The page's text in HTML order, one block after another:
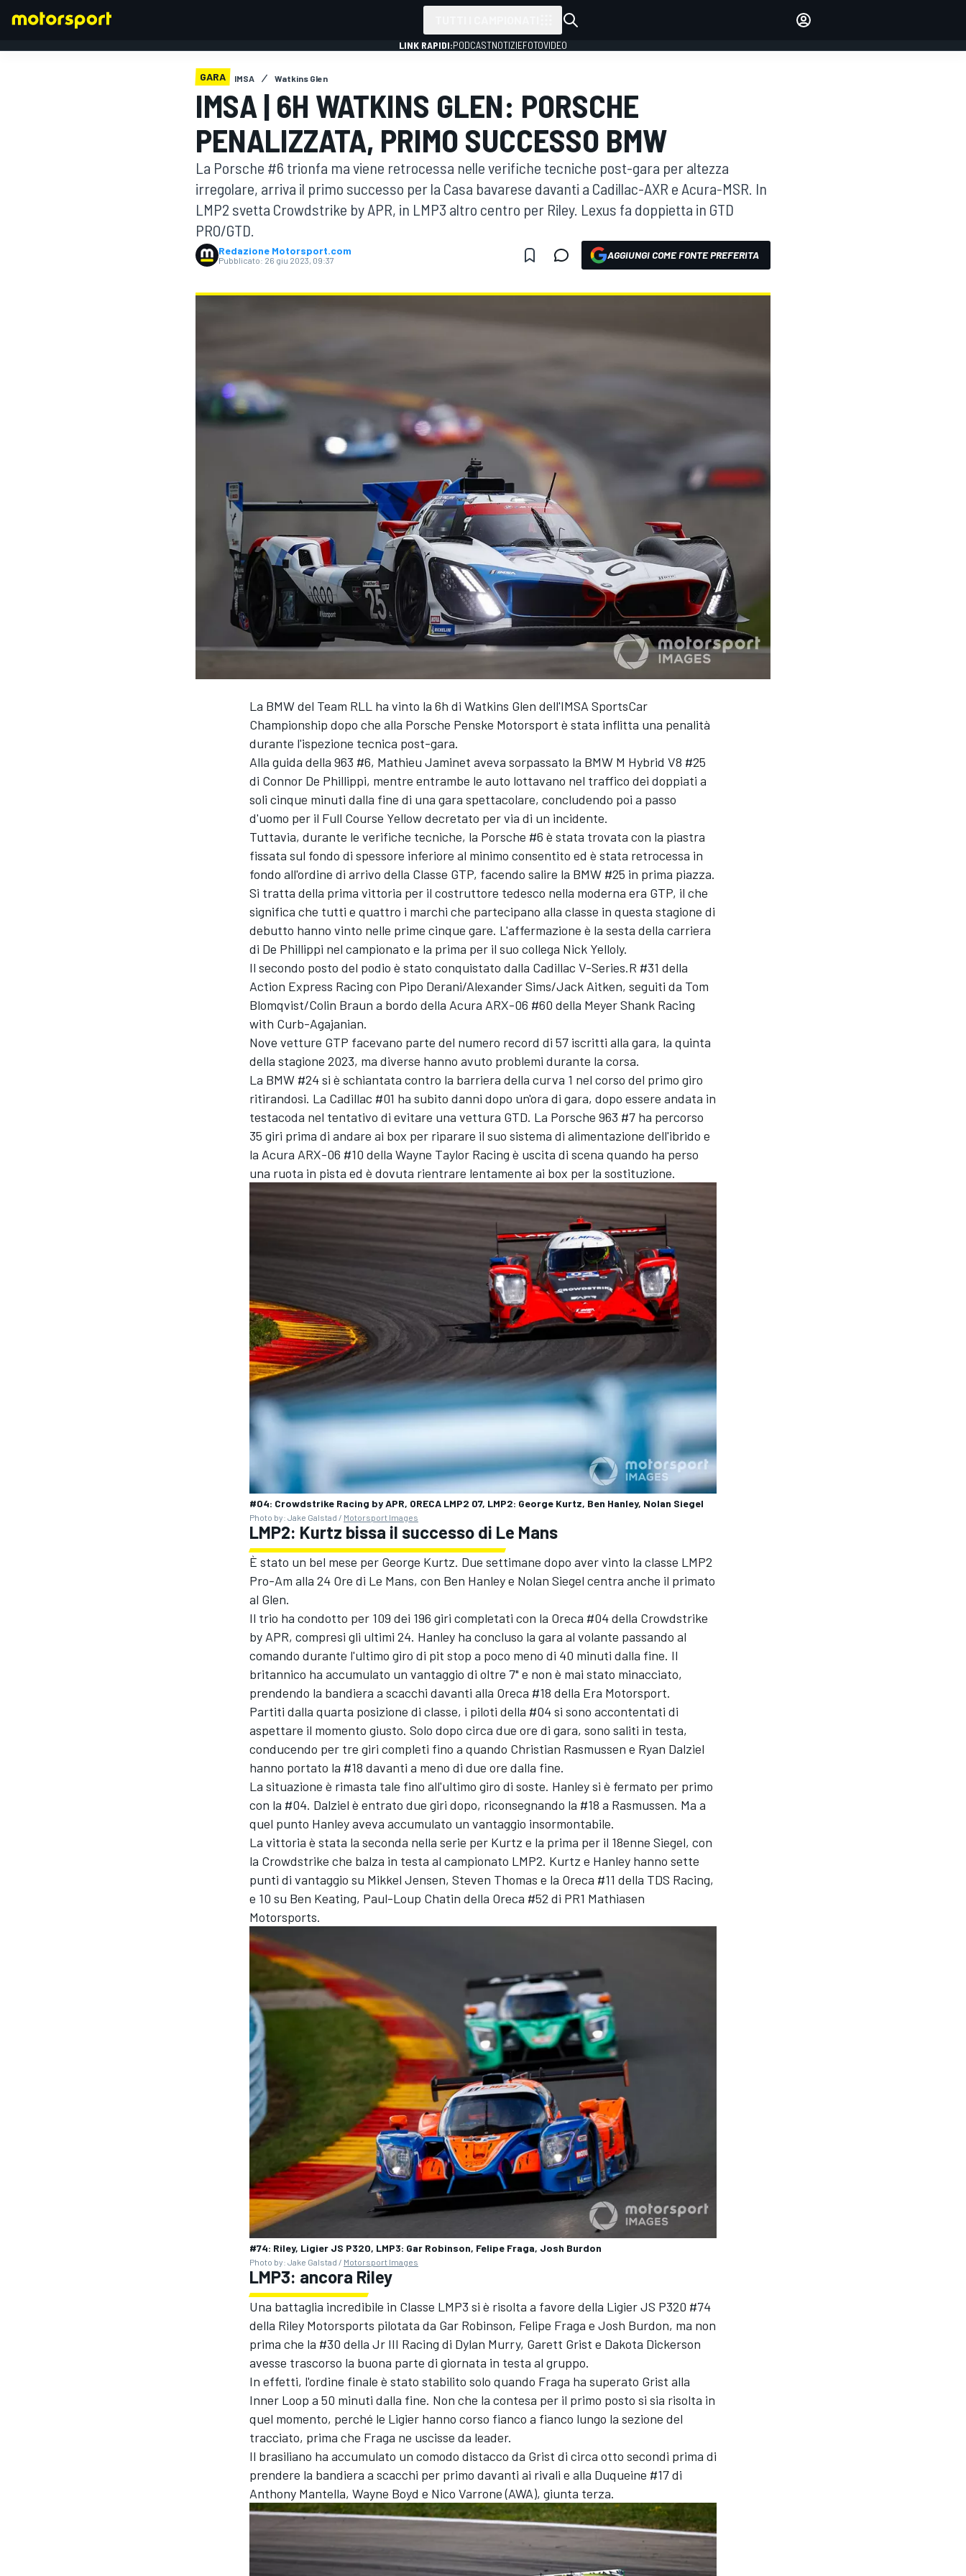
ACCEDI
LINK RAPIDI:PODCASTNOTIZIEFOTOVIDEO
GARA IMSA Watkins Glen
IMSA | 6H WATKINS GLEN: PORSCHE
PENALIZZATA, PRIMO SUCCESSO BMW
La Porsche #6 trionfa ma viene retrocessa nelle verifiche tecniche post-gara per altezza
irregolare, arriva il primo successo per la Casa bavarese davanti a Cadillac-AXR e Acura-MSR. In
LMP2 svetta Crowdstrike by APR, in LMP3 altro centro per Riley. Lexus fa doppietta in GTD
PRO/GTD.
Redazione Motorsport.com
Pubblicato: 26 giu 2023, 09:37 AGGIUNGI COME FONTE PREFERITA
La BMW del Team RLL ha vinto la 6h di Watkins Glen dell'IMSA SportsCar
Championship dopo che alla Porsche Penske Motorsport è stata inflitta una penalità
durante l'ispezione tecnica post-gara.
Alla guida della 963 #6, Mathieu Jaminet aveva sorpassato la BMW M Hybrid V8 #25
di Connor De Phillippi, mentre entrambe le auto lottavano nel traffico dei doppiati a
soli cinque minuti dalla fine di una gara spettacolare, concludendo poi a passo
d'uomo per il Full Course Yellow decretato per via di un incidente.
Tuttavia, durante le verifiche tecniche, la Porsche #6 è stata trovata con la piastra
fissata sul fondo di spessore inferiore al minimo consentito ed è stata retrocessa in
fondo all'ordine di arrivo della Classe GTP, facendo salire la BMW #25 in prima piazza.
Si tratta della prima vittoria per il costruttore tedesco nella moderna era GTP, il che
significa che tutti e quattro i marchi che partecipano alla classe in questa stagione di
debutto hanno vinto nelle prime cinque gare. L'affermazione è la sesta della carriera
di De Phillippi nel campionato e la prima per il suo collega Nick Yelloly.
Il secondo posto del podio è stato conquistato dalla Cadillac V-Series.R #31 della
Action Express Racing con Pipo Derani/Alexander Sims/Jack Aitken, seguiti da Tom
Blomqvist/Colin Braun a bordo della Acura ARX-06 #60 della Meyer Shank Racing
with Curb-Agajanian.
Nove vetture GTP facevano parte del numero record di 57 iscritti alla gara, la quinta
della stagione 2023, ma diverse hanno avuto problemi durante la corsa.
La BMW #24 si è schiantata contro la barriera della curva 1 nel corso del primo giro
ritirandosi. La Cadillac #01 ha subito danni dopo un'ora di gara, dopo essere andata in
testacoda nel tentativo di evitare una vettura GTD. La Porsche 963 #7 ha percorso
35 giri prima di andare ai box per riparare il suo sistema di alimentazione dell'ibrido e
la Acura ARX-06 #10 della Wayne Taylor Racing è uscita di scena quando ha perso
una ruota in pista ed è dovuta rientrare lentamente ai box per la sostituzione.
#04: Crowdstrike Racing by APR, ORECA LMP2 07, LMP2: George Kurtz, Ben Hanley, Nolan Siegel
Photo by: Jake Galstad / Motorsport Images
LMP2: Kurtz bissa il successo di Le Mans
È stato un bel mese per George Kurtz. Due settimane dopo aver vinto la classe LMP2
Pro-Am alla 24 Ore di Le Mans, con Ben Hanleye Nolan Siegel centra anche il primato
al Glen.
Il trio ha condotto per 109 dei 196 giri completati con la Oreca #04 della Crowdstrike
by APR, compresi gli ultimi 24. Hanley ha concluso la gara al volante passando al
comando durante l'ultimo giro di pit stop a poco meno di 40 minuti dalla fine. Il
britannico ha accumulato un vantaggio di oltre 7" e non è mai stato minacciato,
prendendo la bandiera a scacchi davanti alla Oreca #18 della Era Motorsport.
Partiti dalla quarta posizione di classe, i piloti della #04 si sono accontentati di
aspettare il momento giusto. Solo dopo circa due ore di gara, sono saliti in testa,
conducendo per tre giri completi fino a quando Christian Rasmussen e Ryan Dalziel
hanno portato la #18 davanti a meno di due ore dalla fine.
La situazione è rimasta tale fino all'ultimo giro di soste. Hanley si è fermato per primo
con la #04. Dalziel è entrato due giri dopo, riconsegnando la #18 a Rasmussen. Ma a
quel punto Hanley aveva accumulato un vantaggio insormontabile.
La vittoria è stata la seconda nella serie per Kurtz e la prima per il 18enne Siegel, con
la Crowdstrike che balza in testa al campionato LMP2. Kurtz e Hanley hanno sette
punti di vantaggio su Mikkel Jensen, Steven Thomas e la Oreca #11 della TDS Racing,
e 10 su Ben Keating, Paul-Loup Chatin della Oreca #52 di PR1 Mathiasen
Motorsports.
#74: Riley, Ligier JS P320, LMP3: Gar Robinson, Felipe Fraga, Josh Burdon
Photo by: Jake Galstad / Motorsport Images
LMP3: ancora Riley
Una battaglia incredibile in Classe LMP3 si è risolta a favore della Ligier JS P320 #74
della Riley Motorsports pilotata da Gar Robinson, Felipe Fraga e Josh Burdon, ma non
prima che la #30 della Jr III Racing di Dylan Murry, Garett Grist e Dakota Dickerson
avesse trascorso la buona parte di giornata in testa al gruppo.
In effetti, l'ordine finale è stato stabilito solo quando Fraga ha superato Grist alla
Inner Loop a 50 minuti dalla fine. Non che la contesa per il primo posto si sia risolta in
quel momento, perché le Ligier hanno corso fianco a fianco lungo la sezione del
tracciato, prima che Fraga ne uscisse da leader.
Il brasiliano ha accumulato un comodo distacco da Grist di circa otto secondi prima di
prendere la bandiera a scacchi per primo davanti ai rivali e alla Duqueine #17 di
Anthony Mantella, Wayne Boyd e Nico Varrone (AWA), giunta terza.